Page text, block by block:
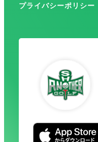
プライバシーポリシー